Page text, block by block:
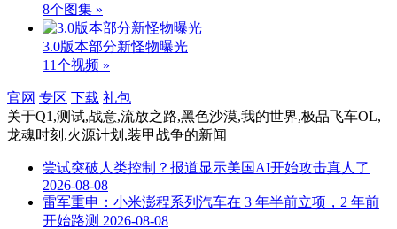
8个图集 »
3.0版本部分新怪物曝光
11个视频 »
官网 专区 下载 礼包
关于Q1,测试,战意,流放之路,黑色沙漠,我的世界,极品飞车OL,
龙魂时刻,火源计划,装甲战争的新闻
尝试突破人类控制？报道显示美国AI开始攻击真人了
2026-08-08
雷军重申：小米澎程系列汽车在 3 年半前立项，2 年前
开始路测 2026-08-08